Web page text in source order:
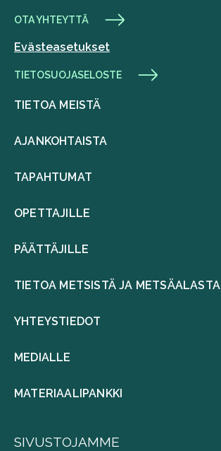
OTA YHTEYTTÄ
Evästeasetukset
TIETOSUOJASELOSTE
TIETOA MEISTÄ
AJANKOHTAISTA
TAPAHTUMAT
OPETTAJILLE
PÄÄTTÄJILLE
TIETOA METSISTÄ JA METSÄALASTA
YHTEYSTIEDOT
MEDIALLE
MATERIAALIPANKKI
SIVUSTOJAMME